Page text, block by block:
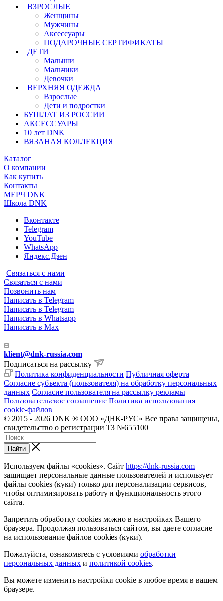
ВЗРОСЛЫЕ
Женщины
Мужчины
Аксессуары
ПОДАРОЧНЫЕ СЕРТИФИКАТЫ
ДЕТИ
Малыши
Мальчики
Девочки
ВЕРХНЯЯ ОДЕЖДА
Взрослые
Дети и подростки
БУШЛАТ ИЗ РОССИИ
АКСЕССУАРЫ
10 лет DNK
ВЯЗАНАЯ КОЛЛЕКЦИЯ
Каталог
О компании
Как купить
Контакты
МЕРЧ DNK
Школа DNK
Вконтакте
Telegram
YouTube
WhatsApp
Яндекс.Дзен
Связаться с нами
Связаться с нами
Позвонить нам
Написать в Telegram
Написать в Telegram
Написать в Whatsapp
Написать в Max
klient@dnk-russia.com
Подписаться на рассылку
Политика конфиденциальности Публичная оферта
Согласие субъекта (пользователя) на обработку персональных
данных Согласие пользователя на рассылку рекламы
Пользовательское соглашение Политика использования
cookie-файлов
© 2015 - 2026 DNK ® ООО «ДНК-РУС» Все права защищены,
свидетельство о регистрации ТЗ №655100
Найти
Используем файлы «cookies». Сайт https://dnk-russia.com
защищает персональные данные пользователей и использует
файлы cookies (куки) только для персонализации сервисов,
чтобы оптимизировать работу и функциональность этого
сайта.
Запретить обработку cookies можно в настройках Вашего
браузера. Продолжая пользоваться сайтом, вы даете согласие
на использование файлов cookies (куки).
Пожалуйста, ознакомьтесь с условиями обработки
персональных данных и политикой cookies.
Вы можете изменить настройки cookie в любое время в вашем
браузере.